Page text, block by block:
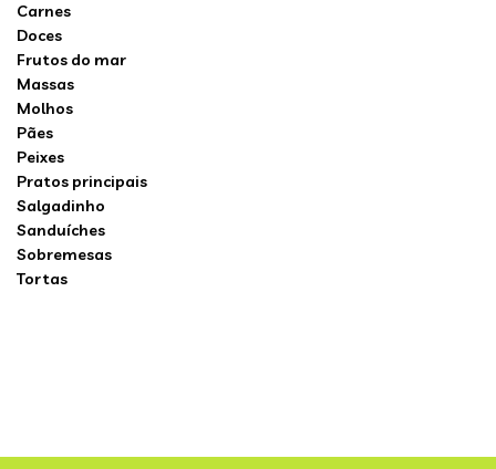
Carnes
Doces
Frutos do mar
Massas
Molhos
Pães
Peixes
Pratos principais
Salgadinho
Sanduíches
Sobremesas
Tortas